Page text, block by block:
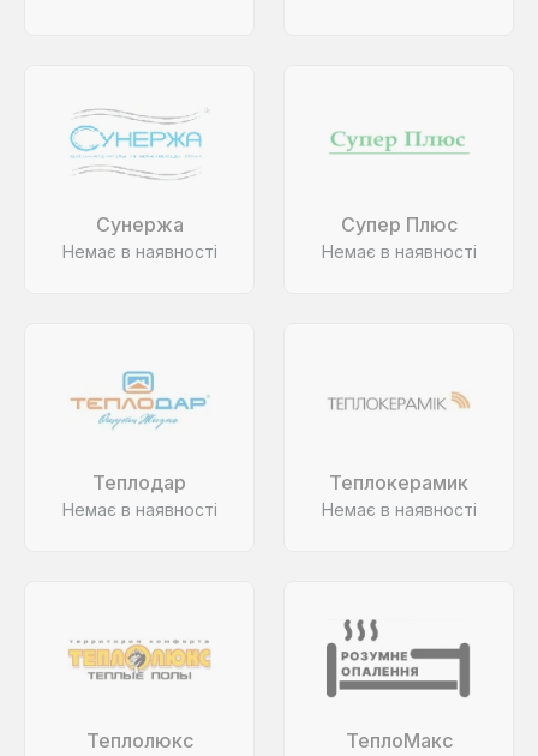
Сунержа
Немає в наявності
Супер Плюс
Немає в наявності
Теплодар
Немає в наявності
Теплокерамик
Немає в наявності
Теплолюкс ТеплоМакс